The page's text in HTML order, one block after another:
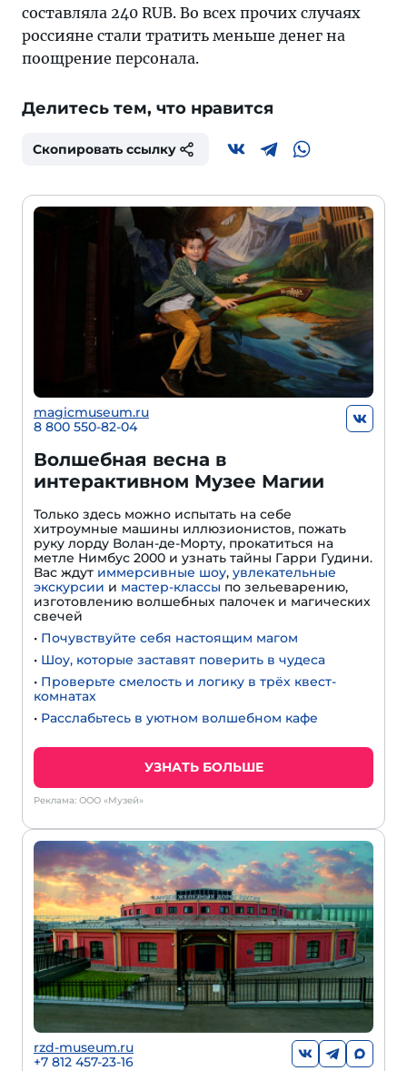
составляла 240 RUB. Во всех прочих случаях
россияне стали тратить меньше денег на
поощрение персонала.
Делитесь тем, что нравится
Скопировать ссылку
magicmuseum.ru
8 800 550-82-04
Волшебная весна в
интерактивном Музее Магии
Только здесь можно испытать на себе
хитроумные машины иллюзионистов, пожать
руку лорду Волан-де-Морту, прокатиться на
метле Нимбус 2000 и узнать тайны Гарри Гудини.
Вас ждут иммерсивные шоу, увлекательные
экскурсии и мастер-классы по зельеварению,
изготовлению волшебных палочек и магических
свечей
• Почувствуйте себя настоящим магом
• Шоу, которые заставят поверить в чудеса
• Проверьте смелость и логику в трёх квест-
комнатах
• Расслабьтесь в уютном волшебном кафе
УЗНАТЬ БОЛЬШЕ
Реклама: ООО «Музей»
rzd-museum.ru
+7 812 457-23-16